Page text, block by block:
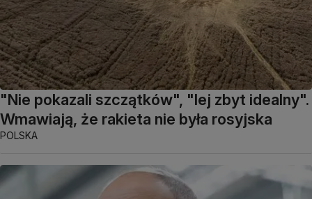
"Nie pokazali szczątków", "lej zbyt idealny".
Wmawiają, że rakieta nie była rosyjska
POLSKA